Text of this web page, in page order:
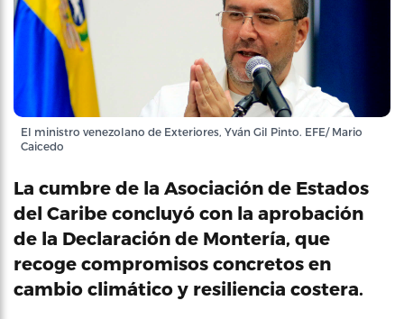
El ministro venezolano de Exteriores, Yván Gil Pinto. EFE/ Mario
Caicedo
La cumbre de la Asociación de Estados
del Caribe concluyó con la aprobación
de la Declaración de Montería, que
recoge compromisos concretos en
cambio climático y resiliencia costera.